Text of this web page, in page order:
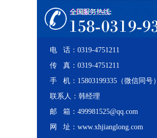
电 话：0319-4751211
传 真：0319-4751211
手 机：15803199335（微信同号）
联系人：韩经理
邮 箱：499981525@qq.com
网 址：www.xhjianglong.com